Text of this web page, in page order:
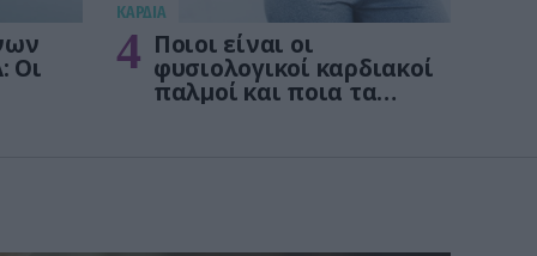
Οι
KΑΡΔΙΑ
4 Ποιοι είναι οι
φυσιολογικοί καρδιακοί
παλμοί και ποια τα